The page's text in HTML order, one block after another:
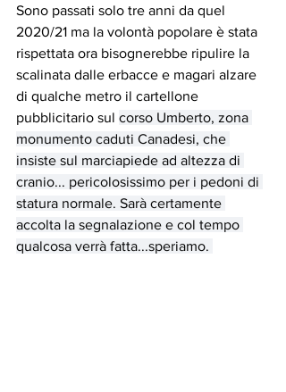
Sono passati solo tre anni da quel
2020/21 ma la volontà popolare è stata
rispettata ora bisognerebbe ripulire la
scalinata dalle erbacce e magari alzare
di qualche metro il cartellone
pubblicitario sul corso Umberto, zona
monumento caduti Canadesi, che
insiste sul marciapiede ad altezza di
cranio... pericolosissimo per i pedoni di
statura normale. Sarà certamente
accolta la segnalazione e col tempo
qualcosa verrà fatta...speriamo.